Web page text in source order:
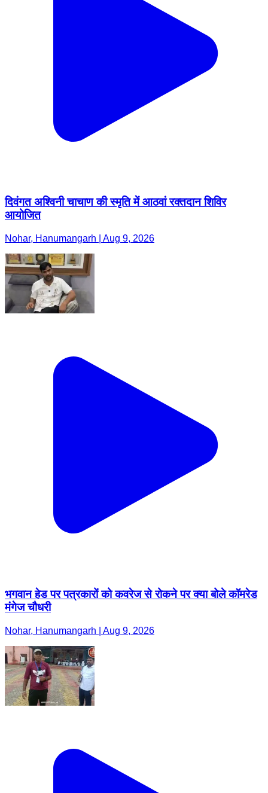
दिवंगत अश्विनी चाचाण की स्मृति में आठवां रक्तदान शिविर
आयोजित
Nohar, Hanumangarh | Aug 9, 2026
भगवान हेड पर पत्रकारों को कवरेज से रोकने पर क्या बोले कॉमरेड
मंगेज चौधरी
Nohar, Hanumangarh | Aug 9, 2026